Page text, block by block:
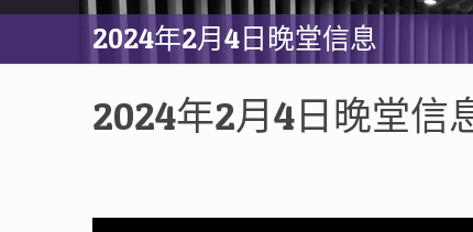
2024年2月4日晚堂信息
2024年2月4日晚堂信